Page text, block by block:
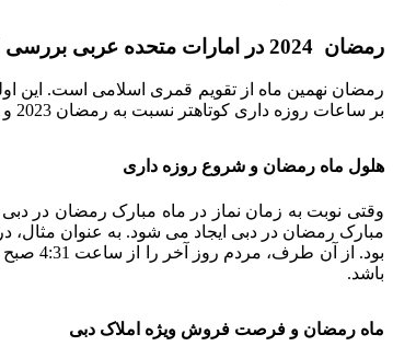
رمضان 2024 در امارات متحده عربی بررسی اجمالی
رمضان نهمین ماه از تقویم قمری اسلامی است. این
بر ساعات روزه داری کوتاهتر نسبت به رمضان 2023 و سالهای قبل از آن، در زمان طلوع و غروب آفتاب کمی تفاوت وجود دارد که روزه گرفتن را برای مسلمانان دلنشین کرده اند.
هلول ماه رمضان و شروع روزه داری
باشد.
ماه رمضان و فرصت فروش ویژه املاک دبی